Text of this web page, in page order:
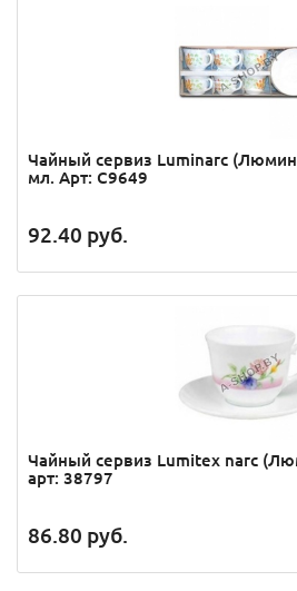
Чайный сервиз Luminarc
мл. Арт: C9649
92.40 руб.
Чайный сервиз Lumitex narc
арт: 38797
86.80 руб.